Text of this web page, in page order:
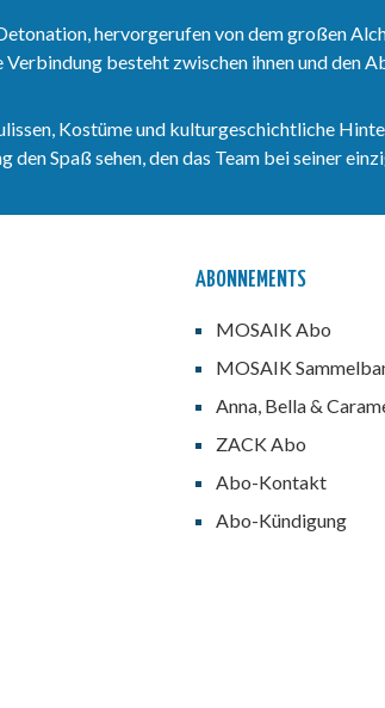
hervorgerufen von dem großen
besteht zwischen ihnen und den
Kostüme und kulturgeschichtliche
Spaß sehen, den das Team bei seiner
ABONNEMENTS
MOSAIK Abo
MOSAIK
Anna, Bella &
ZACK Abo
Abo-Kontakt
Abo-Kündigung